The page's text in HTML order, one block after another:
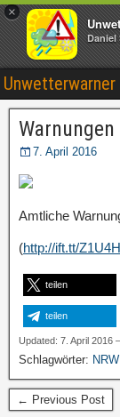
×
Daniel
Unwetterwarner
7. April 2016
Amtliche
(http://ift.tt/
teilen
teilen
Updated: 7. April 2016
Schlagwörter: NRW
← Previous Post